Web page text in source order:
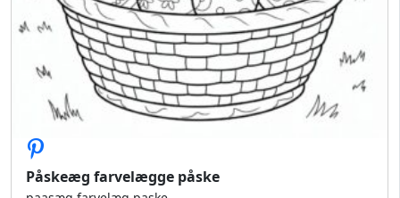
Påskeæg farvelægge påske